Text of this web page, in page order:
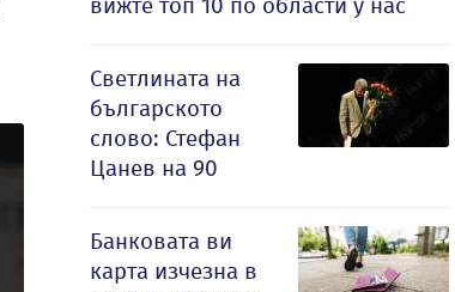
Светлината на
българското
слово: Стефан
Цанев на 90
Банковата ви
карта изчезна в